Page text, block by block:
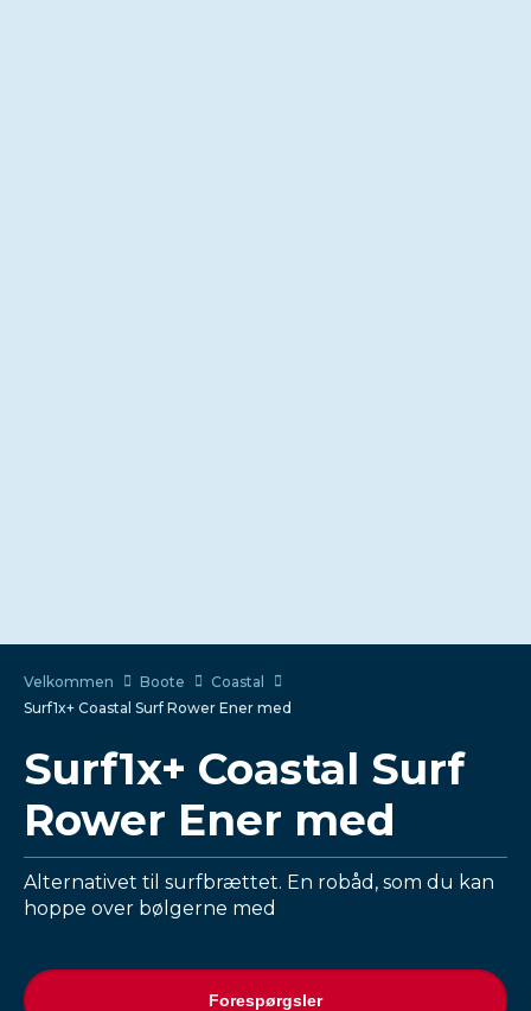
Velkommen Boote
Coastal
Surf1x+ Coastal Surf Rower Ener med
Surf1x+ Coastal Surf
Rower Ener med
Alternativet til surfbrættet. En robåd, som du kan
hoppe over bølgerne med
Forespørgsler